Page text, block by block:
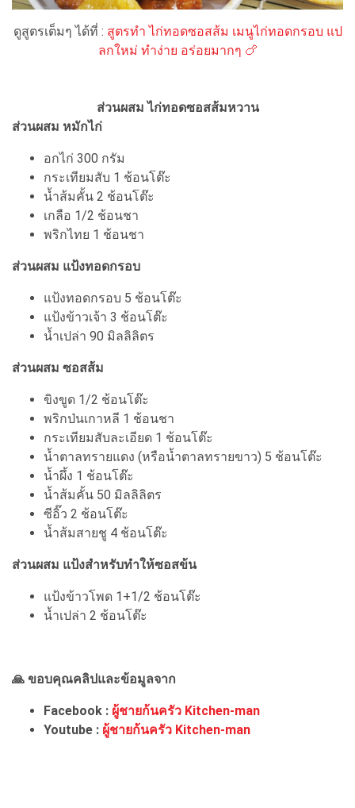
ดูสูตรเต็มๆ ได้ที่ : สูตรทำ ไก่ทอดซอสส้ม เมนูไก่ทอดกรอบ แป
ลกใหม่ ทำง่าย อร่อยมากๆ 🍗
ส่วนผสม ไก่ทอดซอสส้มหวาน
ส่วนผสม หมักไก่
อกไก่ 300 กรัม
กระเทียมสับ 1 ช้อนโต๊ะ
น้ำส้มคั้น 2 ช้อนโต๊ะ
เกลือ 1/2 ช้อนชา
พริกไทย 1 ช้อนชา
ส่วนผสม แป้งทอดกรอบ
แป้งทอดกรอบ 5 ช้อนโต๊ะ
แป้งข้าวเจ้า 3 ช้อนโต๊ะ
น้ำเปล่า 90 มิลลิลิตร
ส่วนผสม ซอสส้ม
ขิงขูด 1/2 ช้อนโต๊ะ
พริกป่นเกาหลี 1 ช้อนชา
กระเทียมสับละเอียด 1 ช้อนโต๊ะ
น้ำตาลทรายแดง (หรือน้ำตาลทรายขาว) 5 ช้อนโต๊ะ
น้ำผึ้ง 1 ช้อนโต๊ะ
น้ำส้มคั้น 50 มิลลิลิตร
ซีอิ๊ว 2 ช้อนโต๊ะ
น้ำส้มสายชู 4 ช้อนโต๊ะ
ส่วนผสม แป้งสำหรับทำให้ซอสข้น
แป้งข้าวโพด 1+1/2 ช้อนโต๊ะ
น้ำเปล่า 2 ช้อนโต๊ะ
🙏 ขอบคุณคลิปและข้อมูลจาก
Facebook : ผู้ชายก้นครัว Kitchen-man
Youtube : ผู้ชายก้นครัว Kitchen-man